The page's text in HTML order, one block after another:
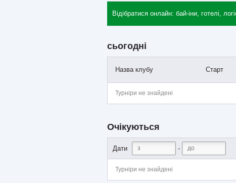
Відібратися онлайн: бай-іни, готелі,
сьогодні
Назва клубу Старт
Турніри не знайдені
Очікуються
Дати -
Турніри не знайдені